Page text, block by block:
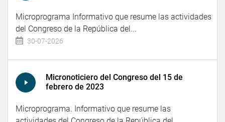
Microprograma Informativo que resume las actividades
del Congreso de la República del...
30-07-2026
Micronoticiero del Congreso del 15 de
febrero de 2023
Microprograma. Informativo que resume las